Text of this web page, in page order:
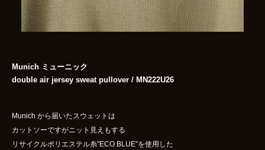
Munich ミューニック
double air jersey sweat pullover / MN222U26
Munich から届いたスウェットは
カットソーですがニット見えもする
リサイクルポリエステル糸”ECO BLUE”を使用した